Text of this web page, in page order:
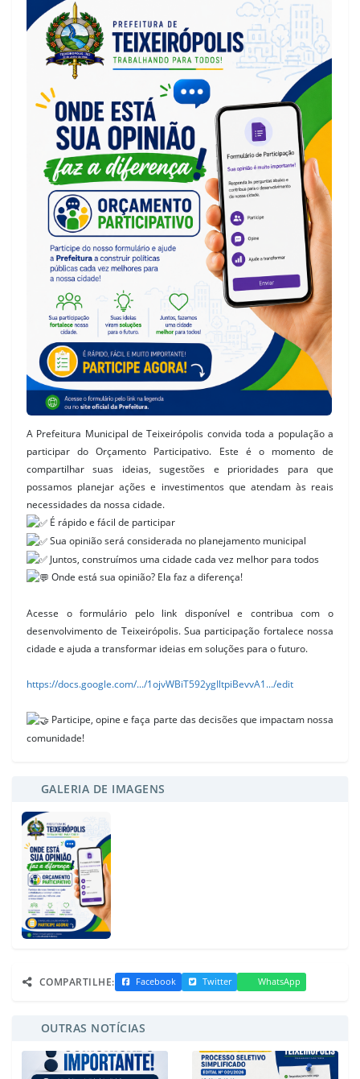
A Prefeitura Municipal de Teixeirópolis convida toda a população a
participar do Orçamento Participativo. Este é o momento de
compartilhar suas ideias, sugestões e prioridades para que
possamos planejar ações e investimentos que atendam às reais
necessidades da nossa cidade.
É rápido e fácil de participar
Sua opinião será considerada no planejamento municipal
Juntos, construímos uma cidade cada vez melhor para todos
Onde está sua opinião? Ela faz a diferença!
Acesse o formulário pelo link disponível e contribua com o
desenvolvimento de Teixeirópolis. Sua participação fortalece nossa
cidade e ajuda a transformar ideias em soluções para o futuro.
https://docs.google.com/.../1ojvWBiT592ygIltpiBevvA1.../edit
Participe, opine e faça parte das decisões que impactam nossa
comunidade!
GALERIA DE IMAGENS
COMPARTILHE: Facebook Twitter WhatsApp
OUTRAS NOTÍCIAS